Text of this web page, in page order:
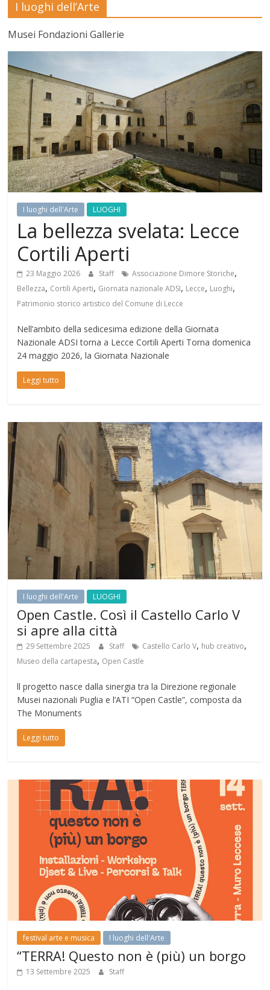
Mensile
di
arte,
turismo
curiosità
I luoghi dell’Arte
Musei Fondazioni Gallerie
I luoghi dell'Arte LUOGHI
La bellezza svelata: Lecce
Cortili Aperti
23 Maggio 2026 Staff Associazione Dimore Storiche,
Bellezza, Cortili Aperti, Giornata nazionale ADSI, Lecce, Luoghi,
Patrimonio storico artistico del Comune di Lecce
Nell’ambito della sedicesima edizione della Giornata
Nazionale ADSI torna a Lecce Cortili Aperti Torna domenica
24 maggio 2026, la Giornata Nazionale
Leggi tutto
I luoghi dell'Arte LUOGHI
Open Castle. Così il Castello Carlo V
si apre alla città
29 Settembre 2025 Staff Castello Carlo V, hub creativo,
Museo della cartapesta, Open Castle
ll progetto nasce dalla sinergia tra la Direzione regionale
Musei nazionali Puglia e l’ATI “Open Castle”, composta da
The Monuments
Leggi tutto
festival arte e musica I luoghi dell'Arte
“TERRA! Questo non è (più) un borgo
13 Settembre 2025 Staff